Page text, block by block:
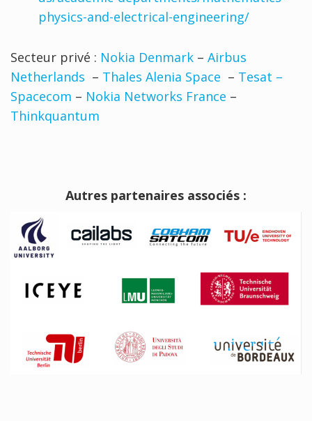
physics-and-electrical-engineering/
Secteur privé : Nokia Denmark – Airbus
Netherlands – Thales Alenia Space – Tesat –
Spacecom – Nokia Networks France –
Thinkquantum
Autres partenaires associés :